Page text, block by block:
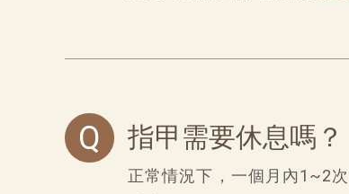
Q 指甲需要休息嗎？
正常情況下，一個月內1~2